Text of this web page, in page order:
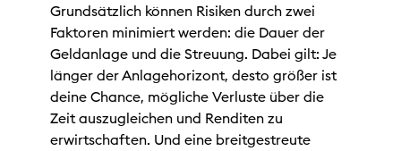
Grundsätzlich können Risiken durch zwei
Faktoren minimiert werden: die Dauer der
Geldanlage und die Streuung. Dabei gilt: Je
länger der Anlagehorizont, desto größer ist
deine Chance, mögliche Verluste über die
Zeit auszugleichen und Renditen zu
erwirtschaften. Und eine breitgestreute